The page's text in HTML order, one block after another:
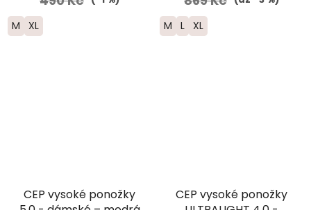
M XL M L XL
CEP vysoké ponožky
CEP vysoké ponožky